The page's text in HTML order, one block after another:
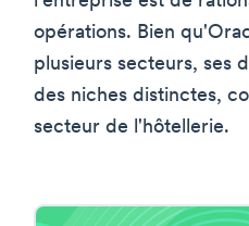
opérations. Bien
plusieurs secteurs, ses
des niches distinctes,
secteur de l'hôtellerie.